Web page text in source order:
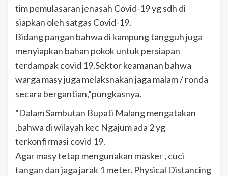
tim pemulasaran jenasah Covid-19 yg sdh di
siapkan oleh satgas Covid-19.
Bidang pangan bahwa di kampung tangguh juga
menyiapkan bahan pokok untuk persiapan
terdampak covid 19.Sektor keamanan bahwa
warga masy juga melaksnakan jaga malam / ronda
secara bergantian,”pungkasnya.
“Dalam Sambutan Bupati Malang mengatakan
,bahwa di wilayah kec Ngajum ada 2 yg
terkonfirmasi covid 19.
Agar masy tetap mengunakan masker , cuci
tangan dan jaga jarak 1 meter. Physical Distancing